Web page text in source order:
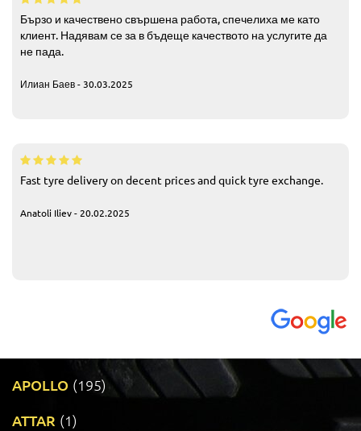
Бързо и качествено свършена работа, спечелиха ме като
клиент. Надявам се за в бъдеще качеството на услугите да
не пада.
Илиан Баев - 30.03.2025
Fast tyre delivery on decent prices and quick tyre exchange.
Anatoli Iliev - 20.02.2025
APOLLO (195)
ATTAR (1)